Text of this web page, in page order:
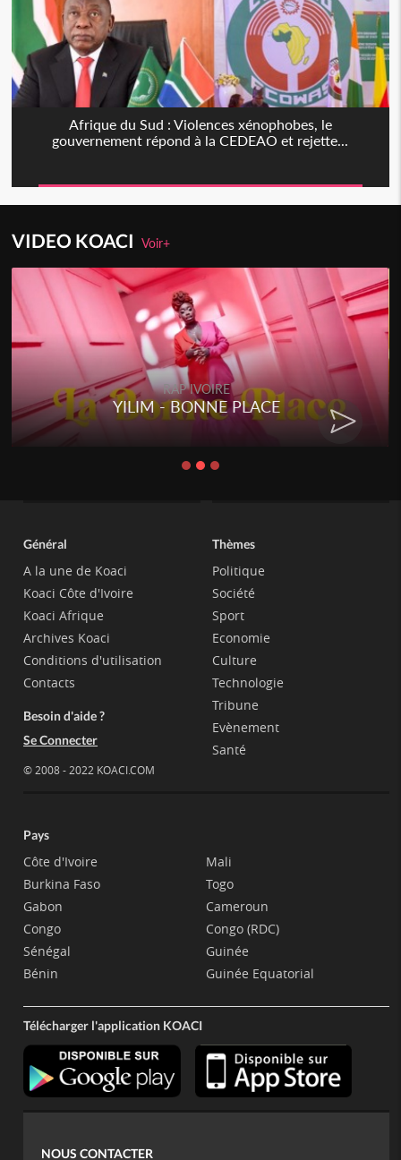
Afrique du Sud : Violences xénophobes, le
gouvernement répond à la CEDEAO et rejette...
VIDEO KOACIVoir+
RAP IVOIRE
YILIM - BONNE PLACE
Général
A la une de Koaci
Koaci Côte d'Ivoire
Koaci Afrique
Archives Koaci
Conditions d'utilisation
Contacts
Besoin d'aide ?
Se Connecter
© 2008 - 2022 KOACI.COM
Thèmes
Politique
Société
Sport
Economie
Culture
Technologie
Tribune
Evènement
Santé
Pays
Côte d'Ivoire
Burkina Faso
Gabon
Congo
Sénégal
Bénin
Mali
Togo
Cameroun
Congo (RDC)
Guinée
Guinée Equatorial
Télécharger l'application KOACI
NOUS CONTACTER